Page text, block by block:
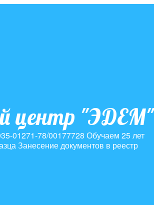
центр "ЭДЕМ"
01271-78/00177728 Обучаем 25 лет
Занесение документов в реестр